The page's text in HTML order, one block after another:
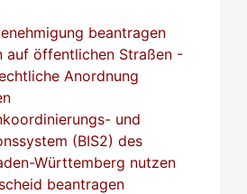
beantragen
auf öffentlichen Straßen -
Anordnung
und
(BIS2) des
Württemberg nutzen
beantragen